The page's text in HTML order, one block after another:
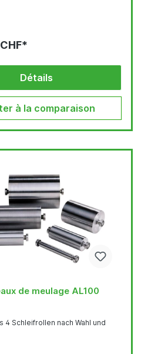
Détails
à la comparaison
de meulage AL100
4 Schleifrollen nach Wahl und